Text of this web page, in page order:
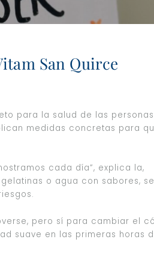
San Quirce
para la salud de las personas
medidas concretas para
cada día”, explica la,
o agua con sabores, se
pero sí para cambiar el
suave en las primeras horas